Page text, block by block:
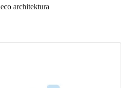
architektura